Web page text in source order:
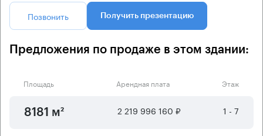
Позвонить Получить презентацию
Предложения по продаже в этом здании:
Площадь Арендная плата Этаж
8181 м² 2 219 996 160 ₽ 1 - 7